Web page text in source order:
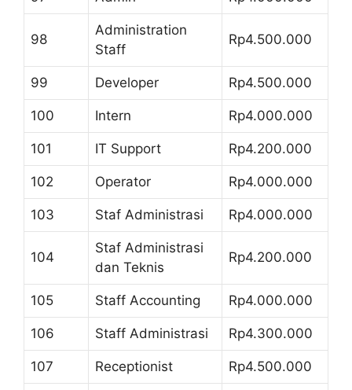
98
Administration
Staff
Rp4.500.000
99 Developer Rp4.500.000
100 Intern Rp4.000.000
101 IT Support Rp4.200.000
102 Operator Rp4.000.000
103 Staf Administrasi Rp4.000.000
104
Staf Administrasi
dan Teknis
Rp4.200.000
105 Staff Accounting Rp4.000.000
106 Staff Administrasi Rp4.300.000
107 Receptionist Rp4.500.000